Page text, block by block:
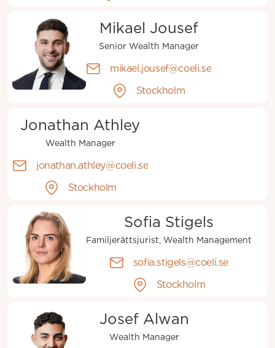
Mikael Jousef
Senior Wealth Manager
mikael.jousef@coeli.se
Stockholm
Jonathan Athley
Wealth Manager
jonathan.athley@coeli.se
Stockholm
Sofia Stigels
Familjerättsjurist, Wealth Management
sofia.stigels@coeli.se
Stockholm
Josef Alwan
Wealth Manager